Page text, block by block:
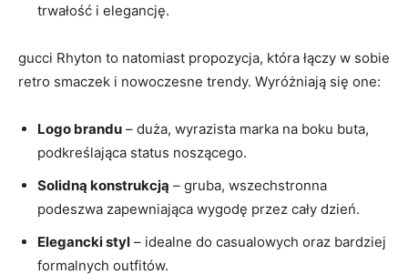
trwałość i elegancję.
gucci Rhyton to natomiast propozycja, która łączy w sobie
retro smaczek i nowoczesne trendy. Wyróżniają się one:
Logo brandu – duża, wyrazista marka na boku buta,
podkreślająca status noszącego.
Solidną konstrukcją – gruba, wszechstronna
podeszwa zapewniająca wygodę przez cały dzień.
Elegancki styl – idealne do casualowych oraz bardziej
formalnych outfitów.